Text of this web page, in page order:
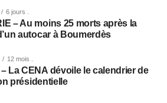
6 jours .
– Au moins 25 morts après la
autocar à Boumerdès
12 mois .
– La CENA dévoile le calendrier de
présidentielle